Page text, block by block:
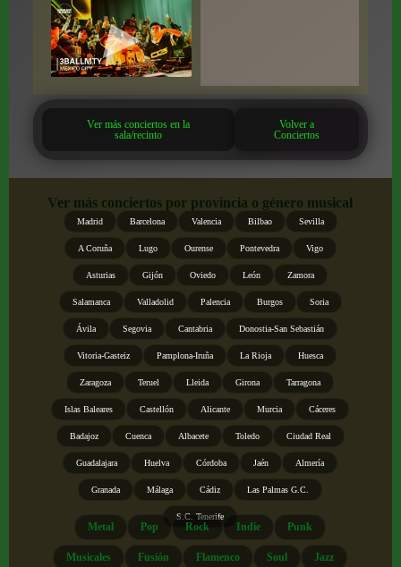
Ver más conciertos en la
sala/recinto
Volver a
Conciertos
Ver más conciertos por provincia o género musical
Madrid Barcelona Valencia Bilbao Sevilla
A Coruña Lugo Ourense Pontevedra Vigo
Asturias Gijón Oviedo León Zamora
Salamanca Valladolid Palencia Burgos Soria
Ávila Segovia Cantabria Donostia-San Sebastián
Vitoria-Gasteiz Pamplona-Iruña La Rioja Huesca
Zaragoza Teruel Lleida Girona Tarragona
Islas Baleares Castellón Alicante Murcia Cáceres
Badajoz Cuenca Albacete Toledo Ciudad Real
Guadalajara Huelva Córdoba Jaén Almería
Granada Málaga Cádiz Las Palmas G.C.
S.C. Tenerife
Metal Pop Rock Indie Punk
Musicales Fusión Flamenco Soul Jazz